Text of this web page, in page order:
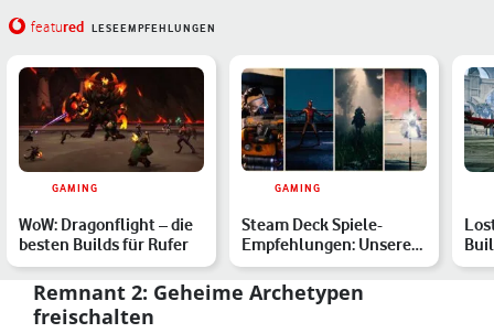
featured LESEEMPFEHLUNGEN
GAMING
WoW: Dragonflight – die
besten Builds für Rufer
GAMING
Steam Deck Spiele-
Empfehlungen: Unsere
Top 15
zu
Remnant 2: Geheime Archetypen
freischalten